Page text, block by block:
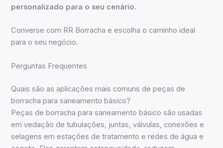
personalizado para o seu cenário.
Converse com RR Borracha e escolha o caminho ideal
para o seu negócio.
Perguntas Frequentes
Quais são as aplicações mais comuns de peças de
borracha para saneamento básico?
Peças de borracha para saneamento básico são usadas
em vedação de tubulações, juntas, válvulas, conexões e
selagens em estações de tratamento e redes de água e